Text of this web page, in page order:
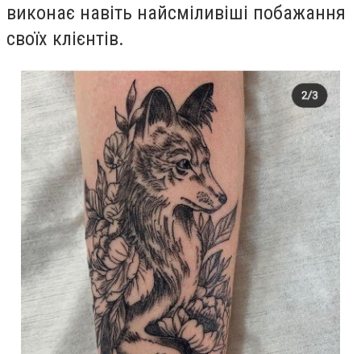
виконає навіть найсміливіші побажання
своїх клієнтів.